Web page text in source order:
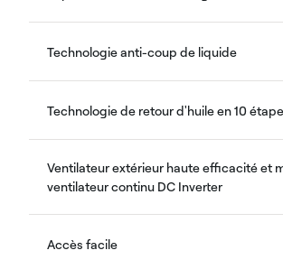
Technologie anti-coup de liquide
Technologie de retour d'huile en 10
Ventilateur extérieur haute efficacité et
ventilateur continu DC Inverter
Accès facile